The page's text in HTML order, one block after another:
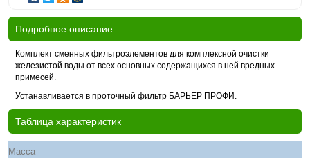
Подробное описание
Комплект сменных фильтроэлементов для комплексной очистки
железистой воды от всех основных содержащихся в ней вредных
примесей.
Устанавливается в проточный фильтр БАРЬЕР ПРОФИ.
Таблица характеристик
Масса